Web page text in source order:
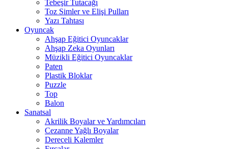
Tebeşir Tutacağı
Toz Simler ve Elişi Pulları
Yazı Tahtası
Oyuncak
Ahşap Eğitici Oyuncaklar
Ahşap Zeka Oyunları
Müzikli Eğitici Oyuncaklar
Paten
Plastik Bloklar
Puzzle
Top
Balon
Sanatsal
Akrilik Boyalar ve Yardımcıları
Cezanne Yağlı Boyalar
Dereceli Kalemler